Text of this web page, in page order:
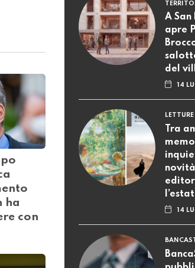
ha
con
A
apre
del
14
LETTURE
Tra
14